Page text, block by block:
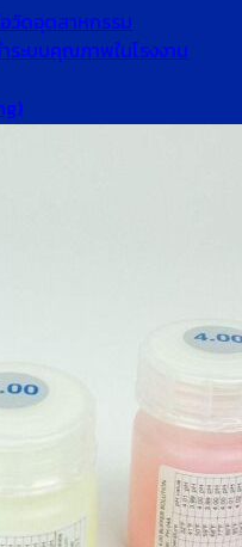
วัดอุตสาหกรรม
ระบบคุณภาพในโรงงาน